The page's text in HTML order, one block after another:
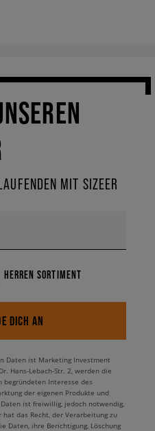
MIT SIZEER
HERREN SORTIMENT
DICH AN
Daten ist Marketing Investment
Hans-Lebach-Str. 2, werden die
begründeten Interesse des
der eigenen Produkte und
ist freiwillig, jedoch notwendig,
das Recht, der Verarbeitung zu
Daten, ihre Berichtigung, Löschung